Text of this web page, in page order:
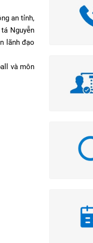
an tỉnh,
Nguyễn
lãnh đạo
và môn